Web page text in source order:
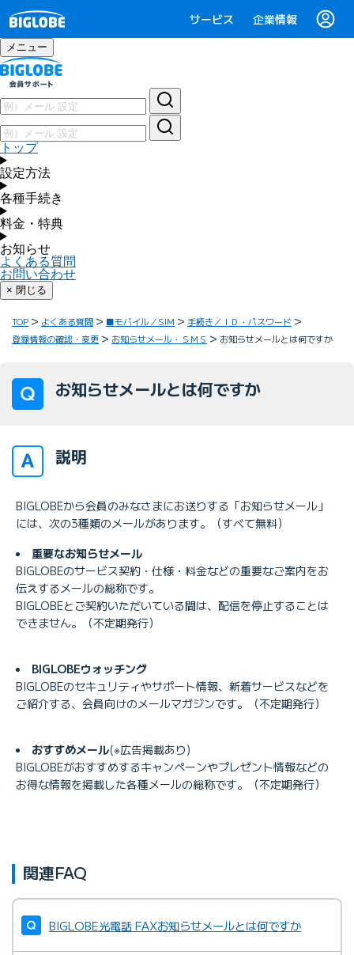
サービス 企業情報
メニュー
トップ
設定方法
各種手続き
料金・特典
お知らせ
よくある質問
お問い合わせ
× 閉じる
TOP よくある質問 ■モバイル／SIM
手続き／ＩＤ・パスワード
登録情報の確認・変更
お知らせメール・ＳＭＳ お知らせメールとは何ですか
お知らせメールとは何ですか
説明
BIGLOBEから会員のみなさまにお送りする「お知らせメール」
には、次の3種類のメールがあります。（すべて無料）
重要なお知らせメール
BIGLOBEのサービス契約・仕様・料金などの重要なご案内をお
伝えするメールの総称です。
BIGLOBEとご契約いただいている間は、配信を停止することは
できません。（不定期発行）
BIGLOBEウォッチング
BIGLOBEのセキュリティやサポート情報、新着サービスなどを
ご紹介する、会員向けのメールマガジンです。（不定期発行）
おすすめメール(※広告掲載あり)
BIGLOBEがおすすめするキャンペーンやプレゼント情報などの
お得な情報を掲載した各種メールの総称です。（不定期発行）
関連FAQ
BIGLOBE光電話 FAXお知らせメールとは何ですか